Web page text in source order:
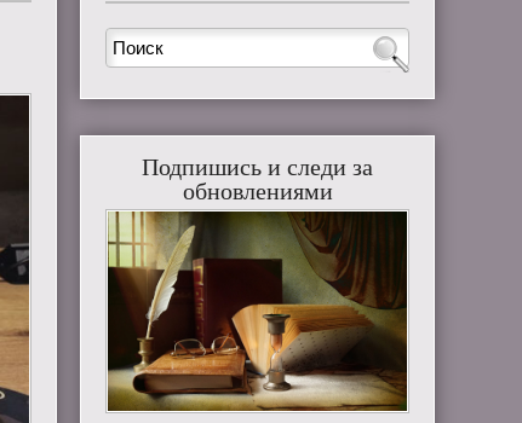
Подпишись и следи за
обновлениями